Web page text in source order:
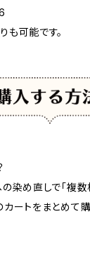
可能です。
染め直しで「複
カートをまとめて